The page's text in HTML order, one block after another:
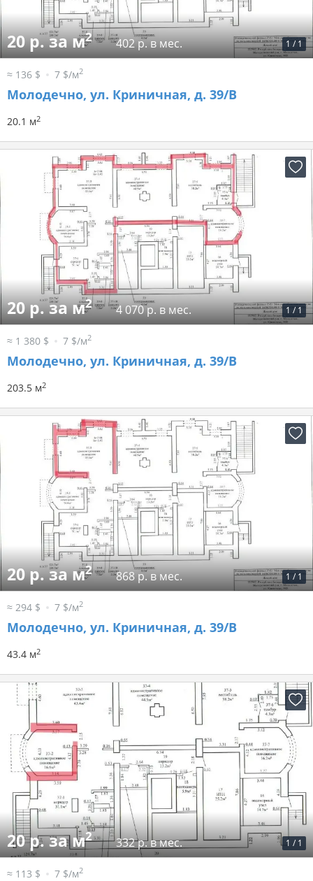
1 / 1
20 р. за м2 402 р. в мес.
≈ 136 $ 7 $/м2
Молодечно, ул. Криничная, д. 39/В
20.1 м2
1 / 1
20 р. за м2 4 070 р. в мес.
≈ 1 380 $ 7 $/м2
Молодечно, ул. Криничная, д. 39/В
203.5 м2
1 / 1
20 р. за м2 868 р. в мес.
≈ 294 $ 7 $/м2
Молодечно, ул. Криничная, д. 39/В
43.4 м2
1 / 1
20 р. за м2 332 р. в мес.
≈ 113 $ 7 $/м2